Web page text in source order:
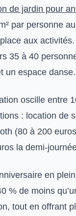
de jardin pour
par personne
aux
35 à 40
un espace danse.
oscille entre
: location de
(80 à 200
la demi-
en
% de moins
tout en offrant